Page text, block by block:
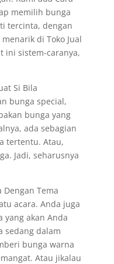
memilih bunga
tercinta, dengan
di Toko Jual
ini sistem-caranya,
Si Bila
bunga special,
bunga yang
ada sebagian
tertentu. Atau,
Jadi, seharusnya
Dengan Tema
acara. Anda juga
yang akan Anda
sedang dalam
bunga warna
Atau jikalau